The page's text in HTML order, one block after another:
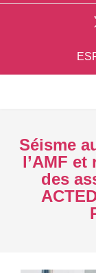
Séisme
l’AMF et
des